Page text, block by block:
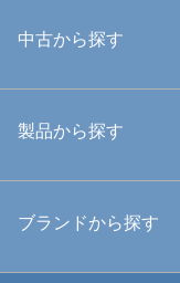
中古から探す
中古ハウジング
中古アームシステム
製品から探す
ハウジング
ブランドから探す